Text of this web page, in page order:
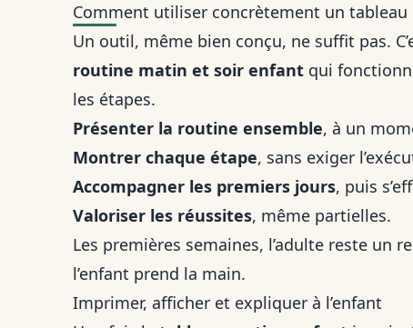
Comment utiliser concrètement un
Un outil, même bien conçu, ne suffit pas.
routine matin et soir enfant qui
les étapes.
Présenter la routine ensemble, à un
Montrer chaque étape, sans exiger
Accompagner les premiers jours, puis
Valoriser les réussites, même partielles.
Les premières semaines, l’adulte reste un
l’enfant prend la main.
Imprimer, afficher et expliquer à l’enfant